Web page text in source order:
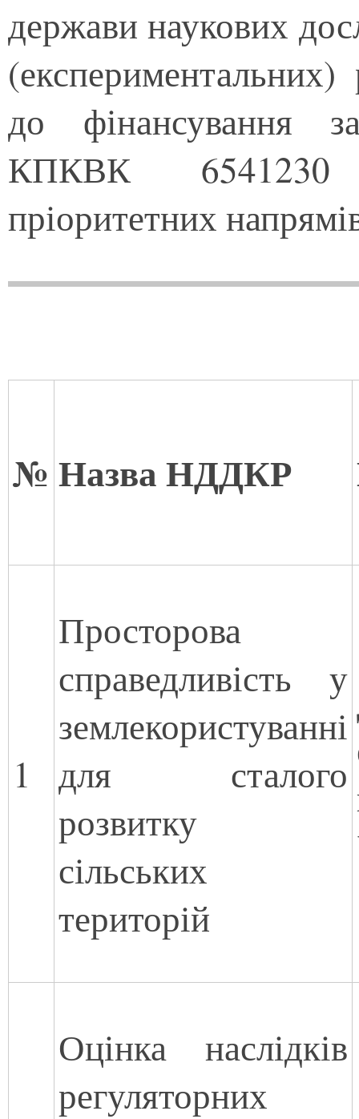
держави наукових
до фінансування
КПКВК 6541230
пріоритетних
№ Назва НДДКР
1
Просторова
справедливість у
землекористуванні
для сталого
розвитку
сільських
територій
Оцінка наслідків
регуляторних